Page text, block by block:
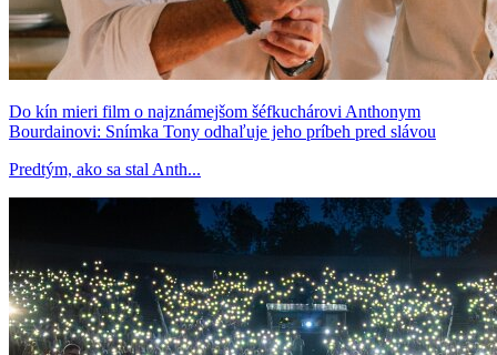
Do kín mieri film o najznámejšom šéfkuchárovi Anthonym
Bourdainovi: Snímka Tony odhaľuje jeho príbeh pred slávou
Predtým, ako sa stal Anth...